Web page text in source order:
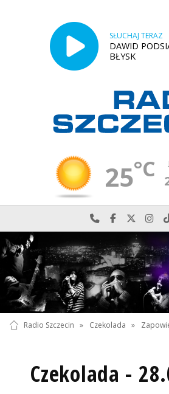
SŁUCHAJ TERAZ
DAWID
BŁYSK
25°C
Najlepiej po
Odwiedź
Radio Szczecin » Czekolada »
Czekolada -